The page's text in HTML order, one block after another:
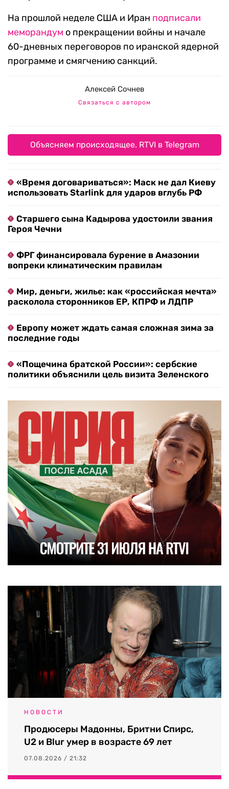
На прошлой неделе США и Иран подписали
меморандум о прекращении войны и начале
60-дневных переговоров по иранской ядерной
программе и смягчению санкций.
Алексей Сочнев
Связаться с автором
Объясняем происходящее. RTVI в Telegram
«Время договариваться»: Маск не дал Киеву
использовать Starlink для ударов вглубь РФ
Старшего сына Кадырова удостоили звания
Героя Чечни
ФРГ финансировала бурение в Амазонии
вопреки климатическим правилам
Мир, деньги, жилье: как «российская мечта»
расколола сторонников ЕР, КПРФ и ЛДПР
Европу может ждать самая сложная зима за
последние годы
«Пощечина братской России»: сербские
политики объяснили цель визита Зеленского
НОВОСТИ
Продюсеры Мадонны, Бритни Спирс,
U2 и Blur умер в возрасте 69 лет
07.08.2026 / 21:32